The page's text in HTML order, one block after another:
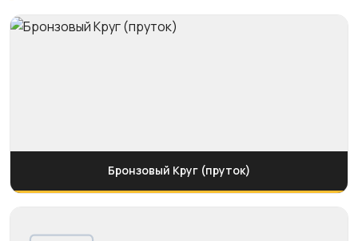
Бронзовый Круг (пруток)